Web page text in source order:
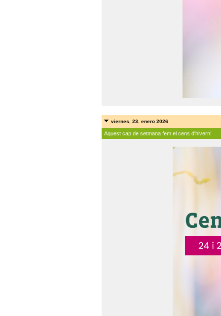
viernes, 23. enero 2026
Aquest cap de setmana fem el cens d'hivern!